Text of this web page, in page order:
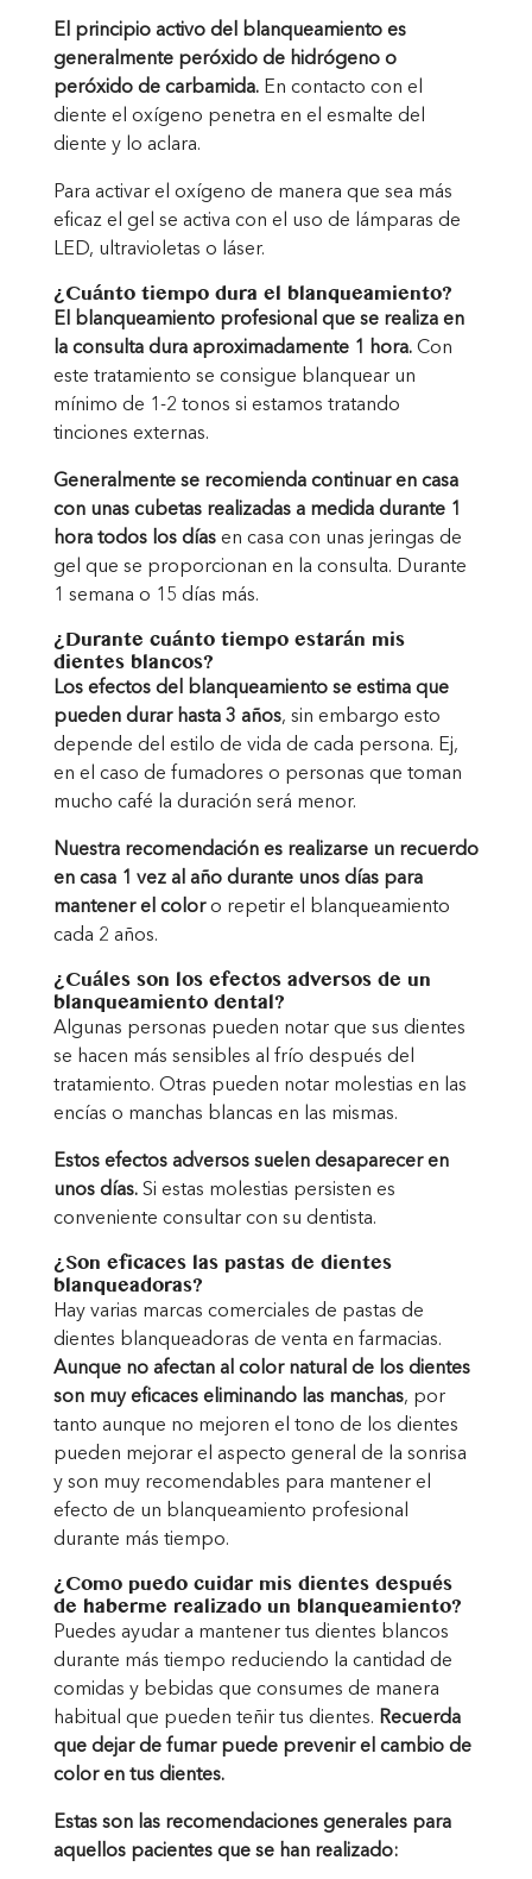
El principio activo del blanqueamiento es
generalmente peróxido de hidrógeno o
peróxido de carbamida.En contacto con el
diente el oxígeno penetra en el esmalte del
diente y lo aclara.
Para activar el oxígeno de manera que sea más
eficaz el gel se activa con el uso de lámparas de
LED, ultravioletas o láser.
¿Cuánto tiempo dura el blanqueamiento?
El blanqueamiento profesional que se realiza en
la consulta dura aproximadamente 1 hora.Con
este tratamiento se consigue blanquear un
mínimo de 1-2 tonos si estamos tratando
tinciones externas.
Generalmente se recomienda continuar en casa
con unas cubetas realizadas a medida durante 1
hora todos los díasen casa con unas jeringas de
gel que se proporcionan en la consulta. Durante
1 semana o 15 días más.
¿Durante cuánto tiempo estarán mis
dientes blancos?
Los efectos del blanqueamiento se estima que
pueden durar hasta 3 años, sin embargo esto
depende del estilo de vida de cada persona. Ej,
en el caso de fumadores o personas que toman
mucho café la duración será menor.
Nuestra recomendación es realizarse un recuerdo
en casa 1 vez al año durante unos días para
mantener el coloro repetir el blanqueamiento
cada 2 años.
¿Cuáles son los efectos adversos de un
blanqueamiento dental?
Algunas personas pueden notar que sus dientes
se hacen más sensibles al frío después del
tratamiento. Otras pueden notar molestias en las
encías o manchas blancas en las mismas.
Estos efectos adversos suelen desaparecer en
unos días.Si estas molestias persisten es
conveniente consultar con su dentista.
¿Son eficaces las pastas de dientes
blanqueadoras?
Hay varias marcas comerciales de pastas de
dientes blanqueadoras de venta en farmacias.
Aunque no afectan al color natural de los dientes
son muy eficaces eliminando las manchas, por
tanto aunque no mejoren el tono de los dientes
pueden mejorar el aspecto general de la sonrisa
y son muy recomendables para mantener el
efecto de un blanqueamiento profesional
durante más tiempo.
¿Como puedo cuidar mis dientes después
de haberme realizado un blanqueamiento?
Puedes ayudar a mantener tus dientes blancos
durante más tiempo reduciendo la cantidad de
comidas y bebidas que consumes de manera
habitual que pueden teñir tus dientes. Recuerda
que dejar de fumar puede prevenir el cambio de
color en tus dientes.
Estas son las recomendaciones generales para
aquellos pacientes que se han realizado: